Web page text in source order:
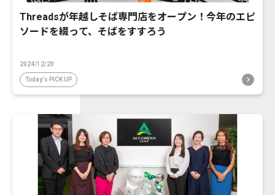
Threadsが年越しそば専門店をオープン！今年のエピ
ソードを綴って、そばをすすろう
2024/12/20
Today's PICK UP